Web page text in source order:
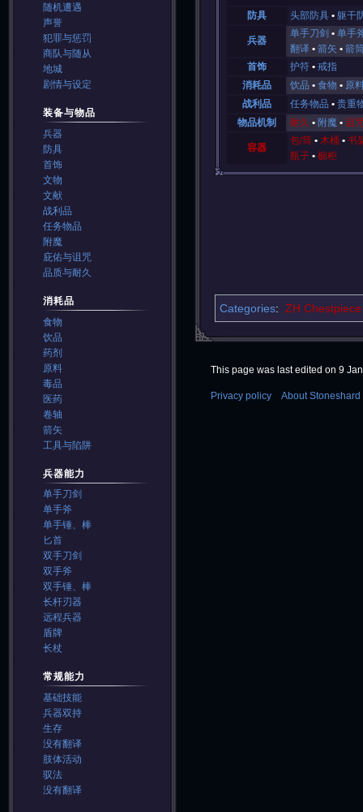
防具 头部防具 躯干
兵器
单手刀剑
单手
翻译
箭矢
箭
首饰
护符
戒指
消耗品
饮品 食物
原
战利品
任务物品
贵重
物品机制
耐久 附魔 诅
容器
包/筒 木桶
书
瓶子
橱柜
Categories: ZH Chestpiece
随机遭遇
声誉
犯罪与惩罚
商队与随从
地城
剧情与设定
装备与物品
兵器
防具
首饰
文物
文献
战利品
任务物品
附魔
庇佑与诅咒
品质与耐久
消耗品
食物
饮品
药剂
原料
毒品
医药
卷轴
箭矢
工具与陷阱
兵器能力
单手刀剑
单手斧
单手锤、棒
匕首
双手刀剑
双手斧
双手锤、棒
长杆刃器
远程兵器
盾牌
长杖
常规能力
基础技能
兵器双持
生存
没有翻译
肢体活动
驭法
没有翻译
This page was last edited on 9
Privacy policy About Stoneshard